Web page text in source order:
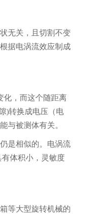
无关，且切割不变
据电涡流效应制成
化，而这个随距离
)转换成电压（电
与被测体有关。
是相似的。电涡流
体积小，灵敏度
等大型旋转机械的